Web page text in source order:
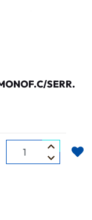
SERR.